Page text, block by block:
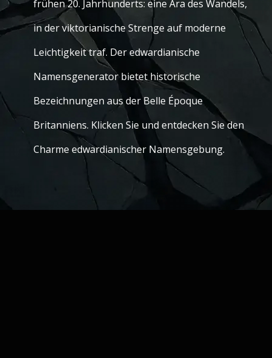
frühen 20. Jahrhunderts: eine Ära des Wandels,
in der viktorianische Strenge auf moderne
Leichtigkeit traf. Der edwardianische
Namensgenerator bietet historische
Bezeichnungen aus der Belle Époque
Britanniens. Klicken Sie und entdecken Sie den
Charme edwardianischer Namensgebung.